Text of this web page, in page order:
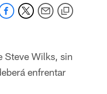
Steve Wilks, sin
enfrentar